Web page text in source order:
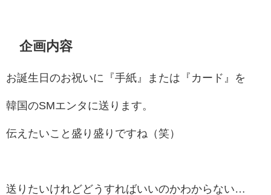
企画内容
お誕生日のお祝いに『手紙』または『カード』を
韓国のSMエンタに送ります。
伝えたいこと盛り盛りですね（笑）
送りたいけれどどうすればいいのかわからない…